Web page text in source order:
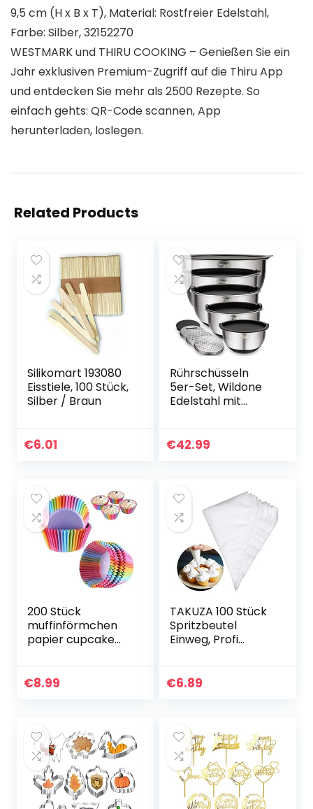
9,5 cm (H x B x T), Material: Rostfreier Edelstahl,
Farbe: Silber, 32152270
WESTMARK und THIRU COOKING – Genießen Sie ein
Jahr exklusiven Premium-Zugriff auf die Thiru App
und entdecken Sie mehr als 2500 Rezepte. So
einfach gehts: QR-Code scannen, App
herunterladen, loslegen.
Related Products
Silikomart 193080
Eisstiele, 100 Stück,
Silber / Braun
€6.01
Rührschüsseln
5er-Set, Wildone
Edelstahl mit
Reibenaufsätzen,
€42.99
200 Stück
muffinförmchen
papier cupcake
Papier muffinform
€8.99
TAKUZA 100 Stück
Spritzbeutel
Einweg, Profi
Spritzbeutel Für
€6.89